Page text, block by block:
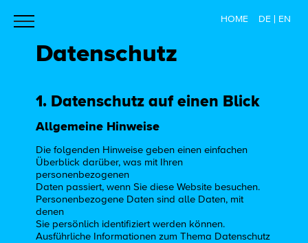
toggle
HOME DE EN
Datenschutz
1. Datenschutz auf einen Blick
Allgemeine Hinweise
Die folgenden Hinweise geben einen einfachen
Überblick darüber, was mit Ihren
personenbezogenen
Daten passiert, wenn Sie diese Website besuchen.
Personenbezogene Daten sind alle Daten, mit
denen
Sie persönlich identifiziert werden können.
Ausführliche Informationen zum Thema Datenschutz